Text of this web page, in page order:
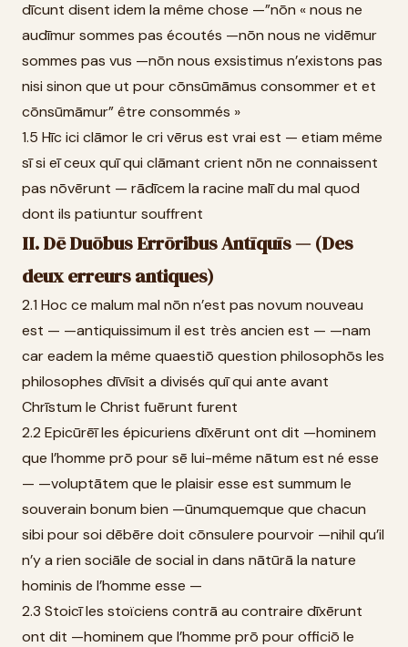
dīcunt disent idem la même chose —”nōn « nous ne
audīmur sommes pas écoutés —nōn nous ne vidēmur
sommes pas vus —nōn nous exsistimus n’existons pas
nisi sinon que ut pour cōnsūmāmus consommer et et
cōnsūmāmur” être consommés »
1.5 Hīc ici clāmor le cri vērus est vrai est — etiam même
sī si eī ceux quī qui clāmant crient nōn ne connaissent
pas nōvērunt — rādīcem la racine malī du mal quod
dont ils patiuntur souffrent
II. Dē Duōbus Errōribus Antīquīs — (Des
deux erreurs antiques)
2.1 Hoc ce malum mal nōn n’est pas novum nouveau
est — —antiquissimum il est très ancien est — —nam
car eadem la même quaestiō question philosophōs les
philosophes dīvīsit a divisés quī qui ante avant
Chrīstum le Christ fuērunt furent
2.2 Epicūrēī les épicuriens dīxērunt ont dit —hominem
que l’homme prō pour sē lui-même nātum est né esse
— —voluptātem que le plaisir esse est summum le
souverain bonum bien —ūnumquemque que chacun
sibi pour soi dēbēre doit cōnsulere pourvoir —nihil qu’il
n’y a rien sociāle de social in dans nātūrā la nature
hominis de l’homme esse —
2.3 Stoicī les stoïciens contrā au contraire dīxērunt
ont dit —hominem que l’homme prō pour officiō le